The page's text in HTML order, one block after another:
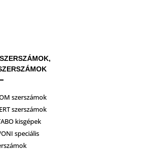
szerszámok
szerszámok
kisgépek
speciális